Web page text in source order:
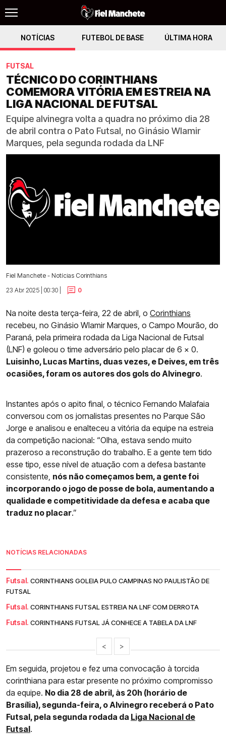
NOTÍCIAS FUTEBOL DE BASE ÚLTIMA HORA
FUTSAL
TÉCNICO DO CORINTHIANS
COMEMORA VITÓRIA EM ESTREIA NA
LIGA NACIONAL DE FUTSAL
Equipe alvinegra volta a quadra no próximo dia 28
de abril contra o Pato Futsal, no Ginásio Wlamir
Marques, pela segunda rodada da LNF
Fiel Manchete - Notícias Corinthians
23 Abr 2025 | 00:30 |
0
Na noite desta terça-feira, 22 de abril, o Corinthians
recebeu, no Ginásio Wlamir Marques, o Campo Mourão, do
Paraná, pela primeira rodada da Liga Nacional de Futsal
(LNF) e goleou o time adversário pelo placar de 6 x 0.
Luisinho, Lucas Martins, duas vezes, e Deives, em três
ocasiões, foram os autores dos gols do Alvinegro.
Instantes após o apito final, o técnico Fernando Malafaia
conversou com os jornalistas presentes no Parque São
Jorge e analisou e enalteceu a vitória da equipe na estreia
da competição nacional: “Olha, estava sendo muito
prazeroso a reconstrução do trabalho. E a gente tem tido
esse tipo, esse nível de atuação com a defesa bastante
consistente, nós não começamos bem, a gente foi
incorporando o jogo de posse de bola, aumentando a
qualidade e competitividade da defesa e acaba que
traduz no placar.”
NOTÍCIAS RELACIONADAS
Futsal. CORINTHIANS GOLEIA PULO CAMPINAS NO PAULISTÃO DE
FUTSAL
Futsal. CORINTHIANS FUTSAL ESTREIA NA LNF COM DERROTA
Futsal. CORINTHIANS FUTSAL JÁ CONHECE A TABELA DA LNF
< >
Em seguida, projetou e fez uma convocação à torcida
corinthiana para estar presente no próximo compromisso
da equipe. No dia 28 de abril, às 20h (horário de
Brasília), segunda-feira, o Alvinegro receberá o Pato
Futsal, pela segunda rodada da Liga Nacional de
Futsal.